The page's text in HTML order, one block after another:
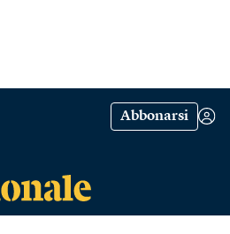
Abbonarsi